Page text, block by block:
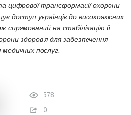
цифрової трансформації охорони
доступ українців до високоякісних
спрямований на стабілізацію й
здоров’я для забезпечення
послуг.
578
0